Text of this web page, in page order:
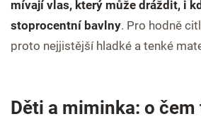
mívají vlas, který může dráždit, i
stoprocentní bavlny. Pro hodně
proto nejjistější hladké a tenké
Děti a miminka: o čem